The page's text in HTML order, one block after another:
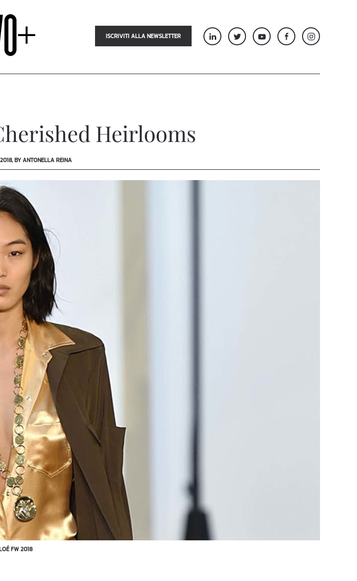
ISCRIVITI ALLA NEWSLETTER
Heirlooms
BY ANTONELLA REINA
FW 2018